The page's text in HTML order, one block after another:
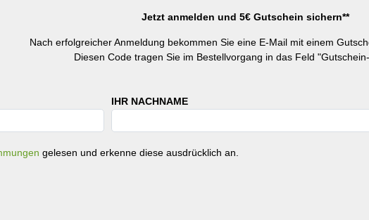
Jetzt anmelden und 5€ Gutschein sichern**
Nach erfolgreicher Anmeldung bekommen Sie eine E-Mail mit einem
Diesen Code tragen Sie im Bestellvorgang in das Feld
IHR NACHNAME
gelesen und erkenne diese ausdrücklich an.